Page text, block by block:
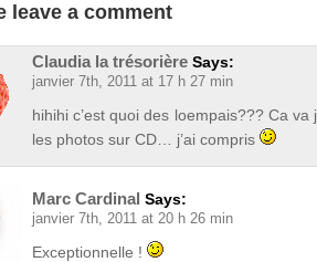
leave a comment
Claudia la trésorière Says:
janvier 7th, 2011 at 17 h 27 min
hihihi c’est quoi des loempais??? Ca
les photos sur CD… j’ai compris
Marc Cardinal Says:
janvier 7th, 2011 at 20 h 26 min
Exceptionnelle !